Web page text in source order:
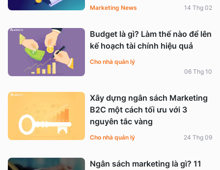
Marketing News 14 Thg 02
Budget là gì? Làm thế nào để lên
kế hoạch tài chính hiệu quả
Cho nhà quản lý
06 Thg 10
Xây dựng ngân sách Marketing
B2C một cách tối ưu với 3
nguyên tắc vàng
Cho nhà quản lý 24 Thg 09
Ngân sách marketing là gì? 11